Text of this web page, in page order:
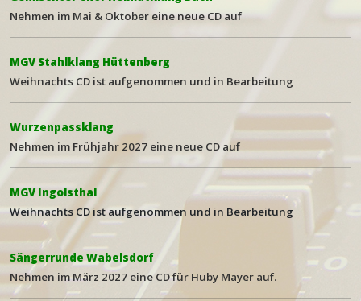
Nehmen im Mai & Oktober eine neue CD auf
MGV Stahlklang Hüttenberg
Weihnachts CD ist aufgenommen und in Bearbeitung
Wurzenpassklang
Nehmen im Frühjahr 2027 eine neue CD auf
MGV Ingolsthal
Weihnachts CD ist aufgenommen und in Bearbeitung
Sängerrunde Wabelsdorf
Nehmen im März 2027 eine CD für Huby Mayer auf.